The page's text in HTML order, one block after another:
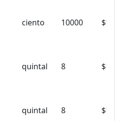
ciento 10000
quintal 8
quintal 8